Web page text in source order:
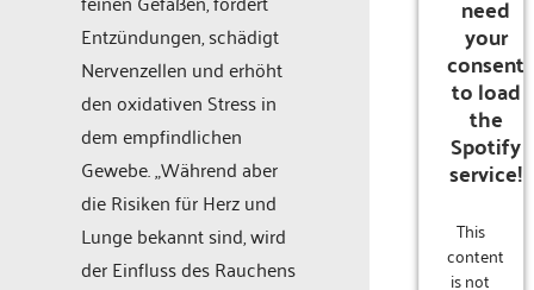
Entzündungen, schädigt
Nervenzellen und erhöht
den oxidativen Stress in
dem empfindlichen
Gewebe. „Während aber
die Risiken für Herz und
Lunge bekannt sind, wird
der Einfluss des Rauchens
need
your
consent
to load
the
Spotify
service!
This
content
is not